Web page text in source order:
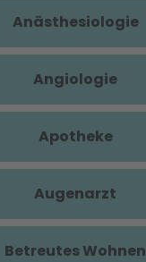
Anästhesiologie
Angiologie
Apotheke
Augenarzt
Betreutes Wohnen